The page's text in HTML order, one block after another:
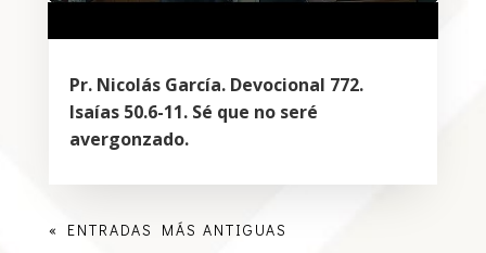
Pr. Nicolás García. Devocional 772.
Isaías 50.6-11. Sé que no seré
avergonzado.
« ENTRADAS MÁS ANTIGUAS